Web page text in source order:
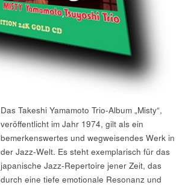
Das Takeshi Yamamoto Trio-Album „Misty“,
veröffentlicht im Jahr 1974, gilt als ein
bemerkenswertes und wegweisendes Werk in
der Jazz-Welt. Es steht exemplarisch für das
japanische Jazz-Repertoire jener Zeit, das
durch eine tiefe emotionale Resonanz und